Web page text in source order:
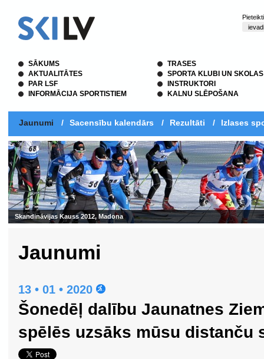
SĀKUMS
AKTUALITĀTES
PAR LSF
INFORMĀCIJA SPORTISTIEM
TRASES
SPORTA KLUBI UN SKOLAS
INSTRUKTORI
KALNU SLĒPOŠANA
Jaunumi / Sacensību kalendārs / Rezultāti / Izlases
Jaunumi
13 • 01 • 2020
Šonedēļ dalību Jaunatnes
spēlēs uzsāks mūsu distanču